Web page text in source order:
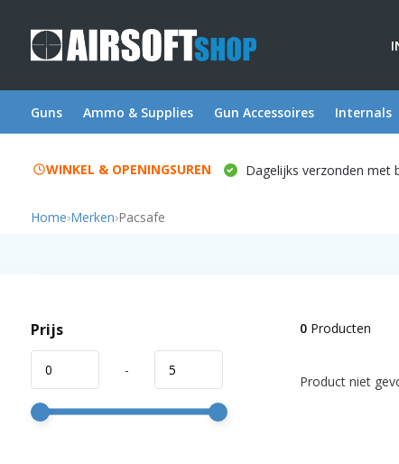
Guns Ammo & Supplies Gun Accessoires Internals
WINKEL & OPENINGSUREN Dagelijks verzonden met
Home›Merken›Pacsafe
Prijs
-
0Producten
Product niet